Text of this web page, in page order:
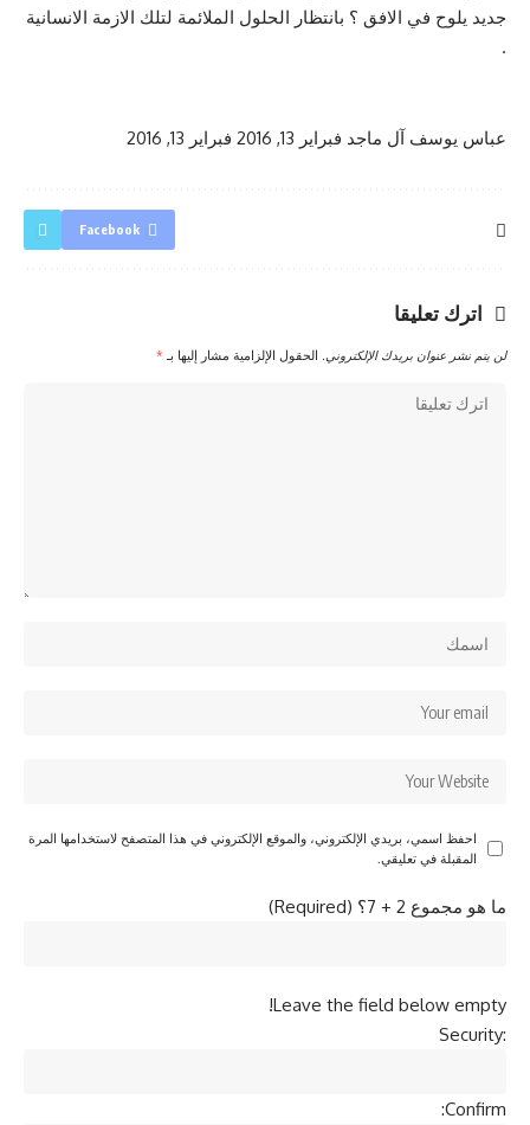
جديد يلوح في الافق ؟ بانتظار الحلول الملائمة لتلك الازمة الانسانية
.
عباس يوسف آل ماجد فبراير 13, 2016 فبراير 13, 2016
Facebook
اترك تعليقا
لن يتم نشر عنوان بريدك الإلكتروني. الحقول الإلزامية مشار إليها بـ *
احفظ اسمي، بريدي الإلكتروني، والموقع الإلكتروني في هذا المتصفح لاستخدامها المرة
المقبلة في تعليقي.
ما هو مجموع 2 + 7؟ (Required)
Leave the field below empty!
Security:
Confirm: